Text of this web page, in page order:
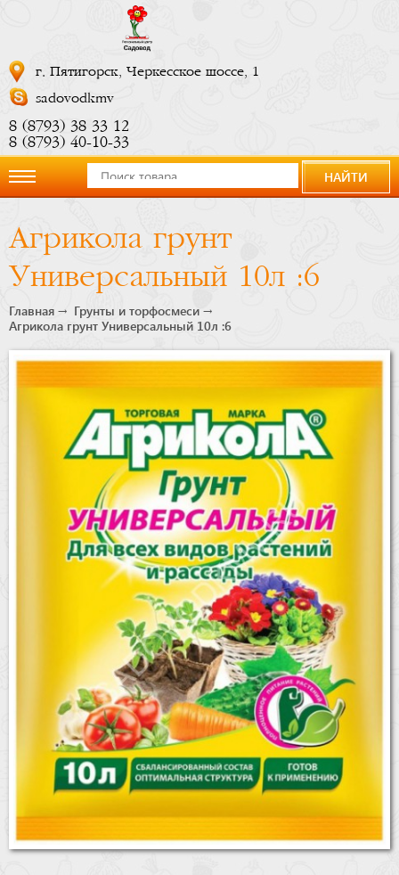
г. Пятигорск, Черкесское шоссе, 1
sadovodkmv
8 (8793) 38 33 12
8 (8793) 40-10-33
компании
Купить
Бренды
Оптовикам
НАЙТИ
Агрикола грунт
Универсальный 10л :6
Главная
Грунты и торфосмеси
Агрикола грунт Универсальный 10л :6